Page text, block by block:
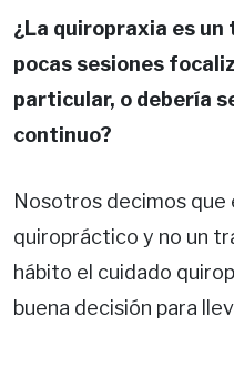
¿La quiropraxia es
pocas sesiones
particular, o debería
continuo?
Nosotros decimos que
quiropráctico y no un
hábito el cuidado
buena decisión para